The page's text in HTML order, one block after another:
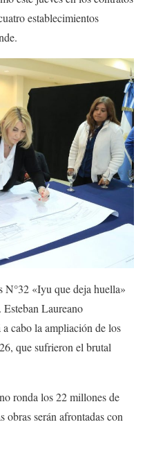
establecimientos
N°32 «Iyu que deja huella»
Laureano
cabo la ampliación de los
que sufrieron el brutal
ronda los 22 millones de
obras serán afrontadas con